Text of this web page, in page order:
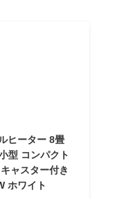
ヒーター 8畳
型 コンパクト
ャスター付き
ホワイト